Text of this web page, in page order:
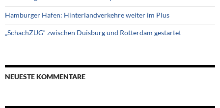
Hamburger Hafen: Hinterlandverkehre weiter im Plus
„SchachZUG“ zwischen Duisburg und Rotterdam gestartet
NEUESTE KOMMENTARE